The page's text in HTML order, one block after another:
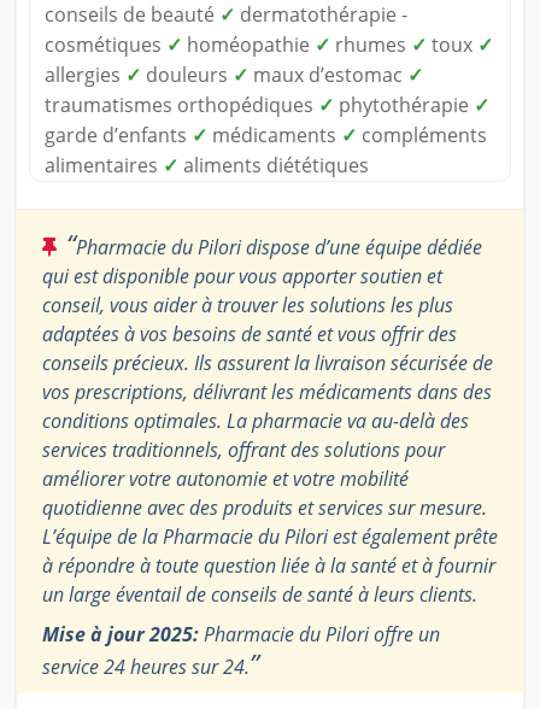
conseils de beauté ✓ dermatothérapie -
cosmétiques ✓ homéopathie ✓ rhumes ✓ toux ✓
allergies ✓ douleurs ✓ maux d’estomac ✓
traumatismes orthopédiques ✓ phytothérapie ✓
garde d’enfants ✓ médicaments ✓ compléments
alimentaires ✓ aliments diététiques
“Pharmacie du Pilori dispose d’une équipe dédiée
qui est disponible pour vous apporter soutien et
conseil, vous aider à trouver les solutions les plus
adaptées à vos besoins de santé et vous offrir des
conseils précieux. Ils assurent la livraison sécurisée de
vos prescriptions, délivrant les médicaments dans des
conditions optimales. La pharmacie va au-delà des
services traditionnels, offrant des solutions pour
améliorer votre autonomie et votre mobilité
quotidienne avec des produits et services sur mesure.
L’équipe de la Pharmacie du Pilori est également prête
à répondre à toute question liée à la santé et à fournir
un large éventail de conseils de santé à leurs clients.
Mise à jour 2025:Pharmacie du Pilori offre un
service 24 heures sur 24.”